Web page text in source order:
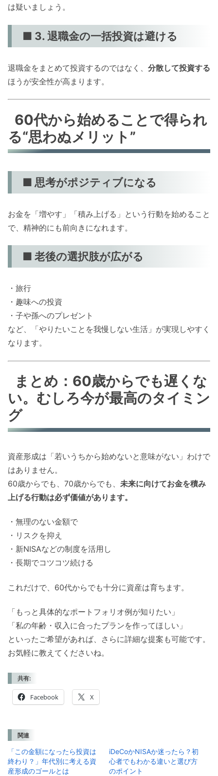
は疑いましょう。
■ 3. 退職金の一括投資は避ける
退職金をまとめて投資するのではなく、 分散して投資する
ほうが安全性が高まります。
60代から始めることで得られ
る“思わぬメリット”
■ 思考がポジティブになる
お金を「増やす」「積み上げる」という行動を始めること
で、精神的にも前向きになれます。
■ 老後の選択肢が広がる
・旅行
・趣味への投資
・子や孫へのプレゼント
など、「やりたいことを我慢しない生活」が実現しやすく
なります。
まとめ：60歳からでも遅くな
い。むしろ今が最高のタイミン
グ
資産形成は「若いうちから始めないと意味がない」わけで
はありません。
60歳からでも、70歳からでも、 未来に向けてお金を積み
上げる行動は必ず価値があります。
・無理のない金額で
・リスクを抑え
・新NISAなどの制度を活用し
・長期でコツコツ続ける
これだけで、60代からでも十分に資産は育ちます。
「もっと具体的なポートフォリオ例が知りたい」
「私の年齢・収入に合ったプランを作ってほしい」
といったご希望があれば、さらに詳細な提案も可能です。
お気軽に教えてくださいね。
共有:
Facebook X
関連
「この金額になったら投資は
終わり？」年代別に考える資
産形成のゴールとは
iDeCoかNISAか迷ったら？初
心者でもわかる違いと選び方
のポイント